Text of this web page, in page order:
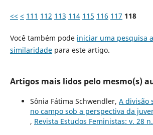
<< < 111 112 113 114 115 116 117 118
Você também pode iniciar uma pesquisa
similaridadepara este artigo.
Artigos mais lidos pelo mesmo(s)
Sônia Fátima Schwendler, A divisão
no campo sob a perspectiva da
, Revista Estudos Feministas: v. 28